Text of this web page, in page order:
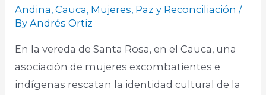
Andina,Cauca, Mujeres, Paz y Reconciliación /
ByAndrés Ortiz
En la vereda de Santa Rosa, en el Cauca, una
asociación de mujeres excombatientes e
indígenas rescatan la identidad cultural de la